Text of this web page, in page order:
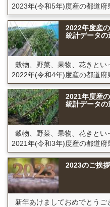
2023年(令和5年)度産の都道府
2022年度産
統計データの
穀物、野菜、果物、花きとい
2022年(令和4年)度産の都道府
2021年度産
統計データの
穀物、野菜、果物、花きとい
2021年(令和3年)度産の都道府
2023のご挨拶
新年あけましておめでとう